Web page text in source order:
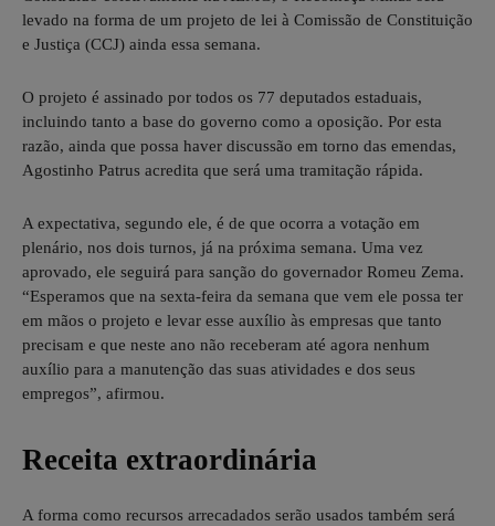
levado na forma de um projeto de lei à Comissão de Constituição
e Justiça (CCJ) ainda essa semana.
O projeto é assinado por todos os 77 deputados estaduais,
incluindo tanto a base do governo como a oposição. Por esta
razão, ainda que possa haver discussão em torno das emendas,
Agostinho Patrus acredita que será uma tramitação rápida.
A expectativa, segundo ele, é de que ocorra a votação em
plenário, nos dois turnos, já na próxima semana. Uma vez
aprovado, ele seguirá para sanção do governador Romeu Zema.
“Esperamos que na sexta-feira da semana que vem ele possa ter
em mãos o projeto e levar esse auxílio às empresas que tanto
precisam e que neste ano não receberam até agora nenhum
auxílio para a manutenção das suas atividades e dos seus
empregos”, afirmou.
Receita extraordinária
A forma como recursos arrecadados serão usados também será